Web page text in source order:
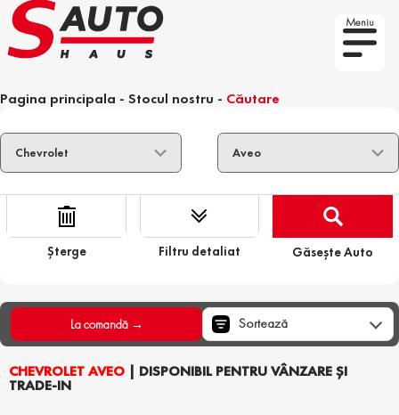
Meniu
Pagina principala - Stocul nostru - Căutare
Șterge Filtru detaliat Găsește Auto
CHEVROLET AVEO | DISPONIBIL PENTRU VÂNZARE ȘI
TRADE-IN
La comandă → Sortează